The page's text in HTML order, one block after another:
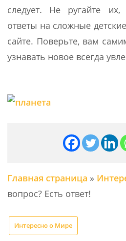
следует. Не ругайте
ответы на сложные
сайте. Поверьте, вам
узнавать новое всегда
Главная страница »
вопрос? Есть ответ!
Интересно о Мире